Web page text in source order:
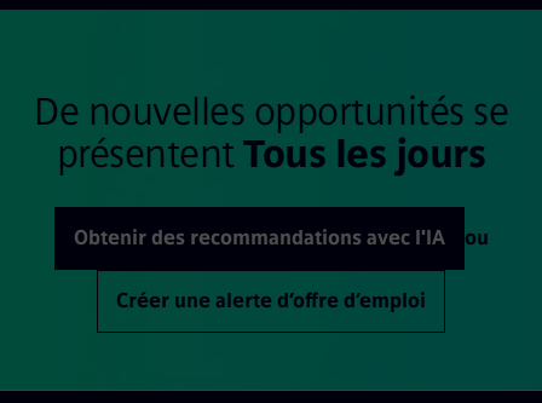
De nouvelles opportunités se
présententTous les jours
Obtenir des recommandations avec l'IA ou
Créer une alerte d’offre d’emploi